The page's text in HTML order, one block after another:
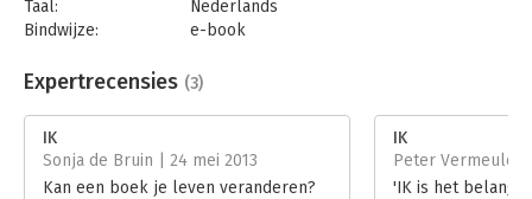
Taal:
Nederlands
Bindwijze:
e-book
Bestandsformaat:
epub
Uitgever:
Remco Claassen Producties
Druk:
Verschijningsdatum:
1-1-2011
Expertrecensies (3)
IK
Sonja de Bruin | 24 mei 2013
Kan een boek je leven veranderen?
IK
Peter Vermeulen
'IK is het